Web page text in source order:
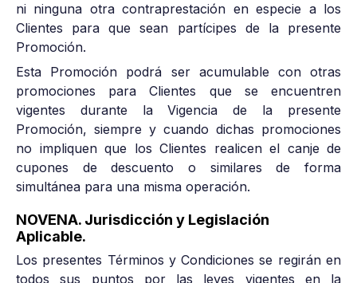
ni ninguna otra contraprestación en especie a los
Clientes para que sean partícipes de la presente
Promoción.
Esta Promoción podrá ser acumulable con otras
promociones para Clientes que se encuentren
vigentes durante la Vigencia de la presente
Promoción, siempre y cuando dichas promociones
no impliquen que los Clientes realicen el canje de
cupones de descuento o similares de forma
simultánea para una misma operación.
NOVENA. Jurisdicción y Legislación
Aplicable.
Los presentes Términos y Condiciones se regirán en
todos sus puntos por las leyes vigentes en la